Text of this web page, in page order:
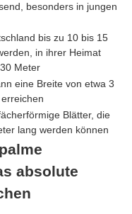
besonders in jungen
bis zu 10 bis 15
in ihrer Heimat
Meter
eine Breite von etwa 3
Blätter, die
lang werden können
absolute